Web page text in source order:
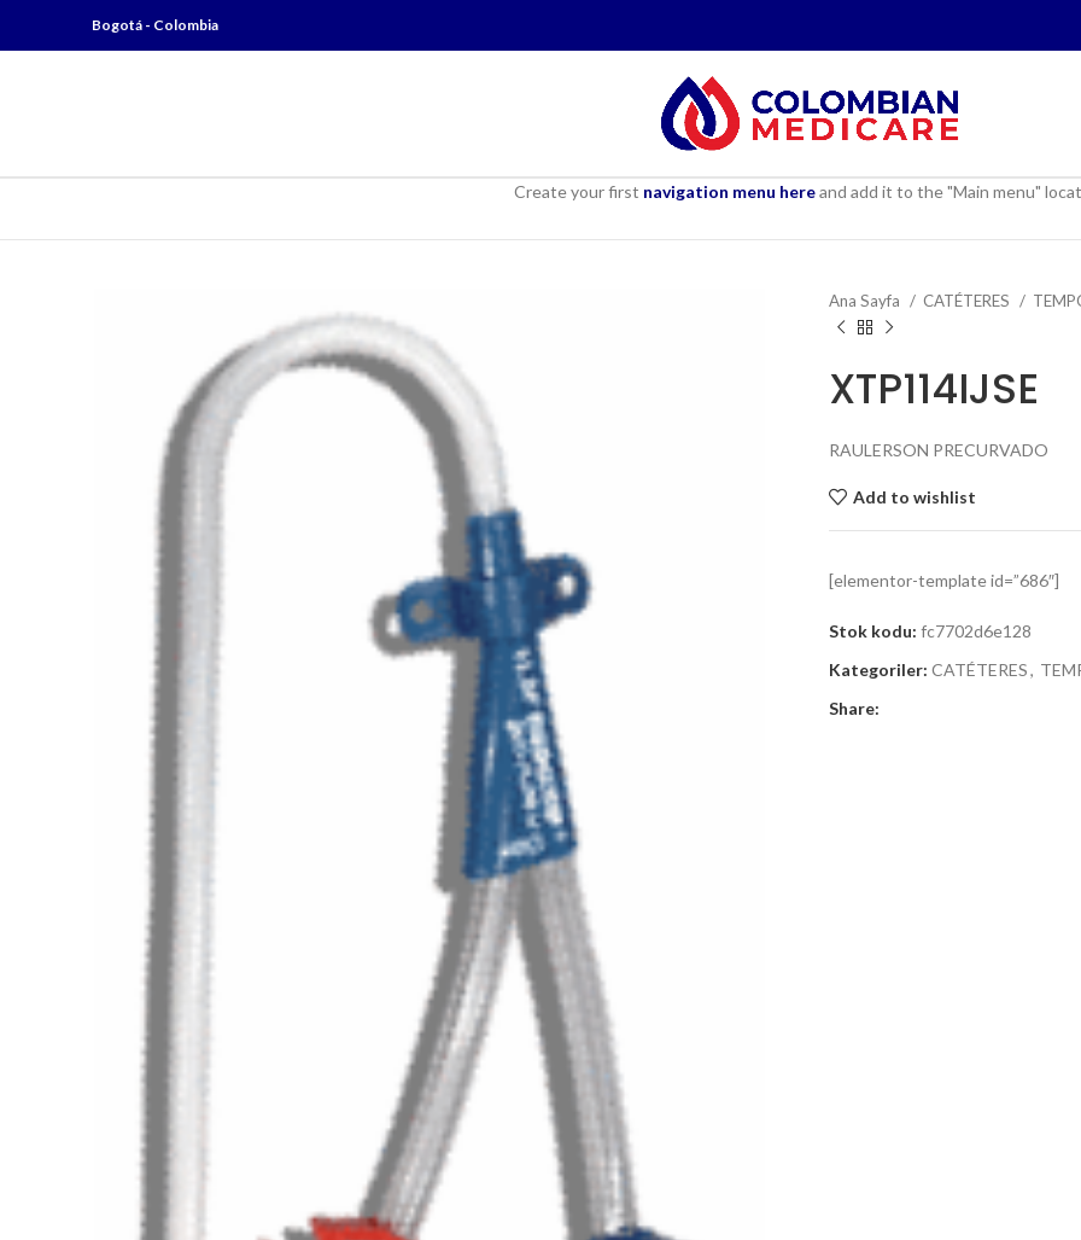
Bogotá - Colombia
Create your first navigation menu hereand add it to the "Main menu"
Ana Sayfa CATÉTERES
XTP114IJSE
RAULERSON PRECURVADO
Add to wishlist
[elementor-template id=”686″]
Stok kodu: fc7702d6e128
Kategoriler: CATÉTERES,
Share: